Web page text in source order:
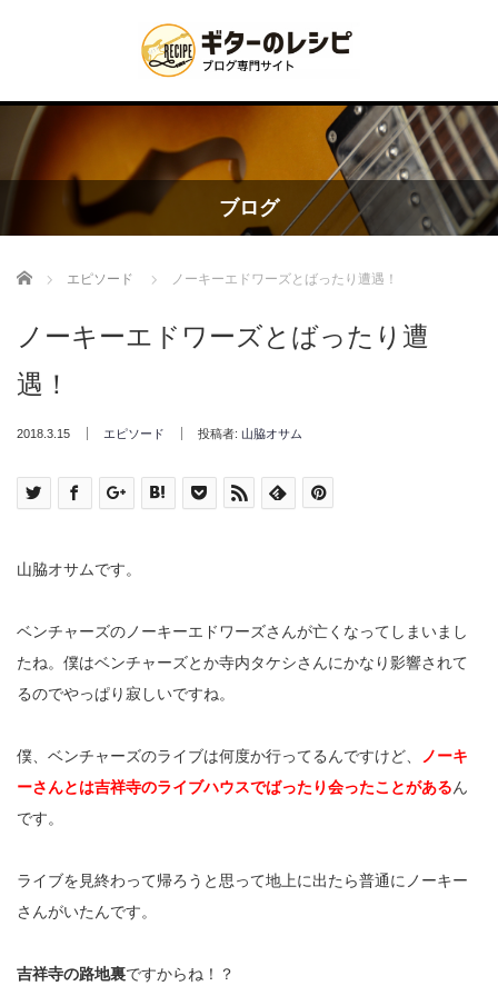
ブログ
Home エピソード ノーキーエドワーズとばったり遭遇！
ノーキーエドワーズとばったり遭
遇！
2018.3.15 エピソード 投稿者: 山脇オサム
山脇オサムです。
ベンチャーズのノーキーエドワーズさんが亡くなってしまいまし
たね。僕はベンチャーズとか寺内タケシさんにかなり影響されて
るのでやっぱり寂しいですね。
僕、ベンチャーズのライブは何度か行ってるんですけど、
ノーキ
ーさんとは吉祥寺のライブハウスでばったり会ったことがあるん
です。
ライブを見終わって帰ろうと思って地上に出たら普通にノーキー
さんがいたんです。
吉祥寺の路地裏ですからね！？